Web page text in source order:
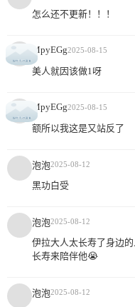
怎么还不更新！！！
MpyEGg2025-08-15
美人就因该做1呀
MpyEGg2025-08-15
额所以我这是又站反了
泡泡2025-08-12
黑功白受
泡泡2025-08-12
伊拉大人太长寿了身边
长寿来陪伴他😭
泡泡2025-08-12